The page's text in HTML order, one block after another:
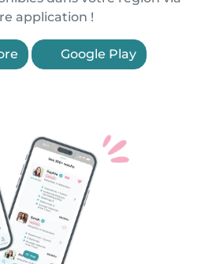
application !
Google Play